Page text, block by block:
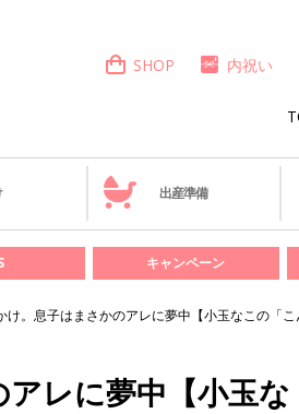
SHOP 内祝い
出産準備
キャンペーン
け。息子はまさかのアレに夢中【小玉なこの「こ
レに夢中【小玉な